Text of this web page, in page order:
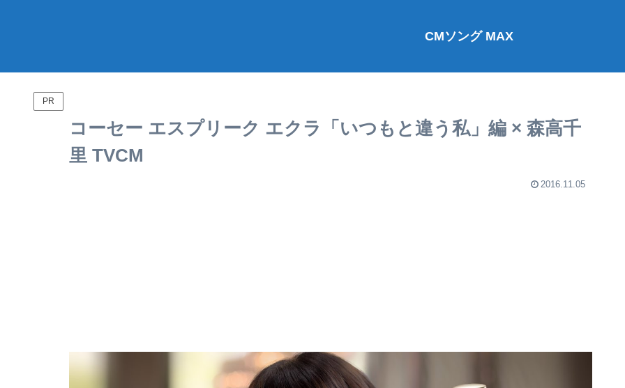
CMソング MAX
PR
コーセー エスプリーク エクラ「いつもと違う私」編 × 森高千
里 TVCM
2016.11.05